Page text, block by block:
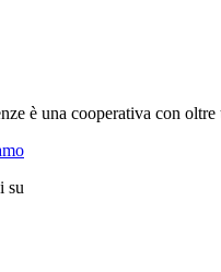
è una cooperativa con
su